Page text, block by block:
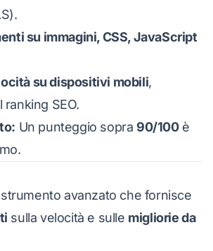
su immagini, CSS, JavaScript
su dispositivi mobili,
SEO.
Un punteggio sopra90/100è
avanzato che fornisce
sulla velocità e sulle migliorie da